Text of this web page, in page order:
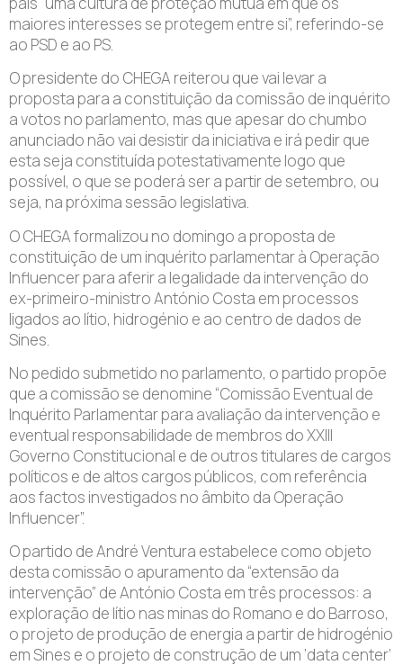
maiores interesses se protegem entre si”, referindo-se
ao PSD e ao PS.
O presidente do CHEGA reiterou que vai levar a
proposta para a constituição da comissão de inquérito
a votos no parlamento, mas que apesar do chumbo
anunciado não vai desistir da iniciativa e irá pedir que
esta seja constituída potestativamente logo que
possível, o que se poderá ser a partir de setembro, ou
seja, na próxima sessão legislativa.
O CHEGA formalizou no domingo a proposta de
constituição de um inquérito parlamentar à Operação
Influencer para aferir a legalidade da intervenção do
ex-primeiro-ministro António Costa em processos
ligados ao lítio, hidrogénio e ao centro de dados de
Sines.
No pedido submetido no parlamento, o partido propõe
que a comissão se denomine “Comissão Eventual de
Inquérito Parlamentar para avaliação da intervenção e
eventual responsabilidade de membros do XXIII
Governo Constitucional e de outros titulares de cargos
políticos e de altos cargos públicos, com referência
aos factos investigados no âmbito da Operação
Influencer”.
O partido de André Ventura estabelece como objeto
desta comissão o apuramento da “extensão da
intervenção” de António Costa em três processos: a
exploração de lítio nas minas do Romano e do Barroso,
o projeto de produção de energia a partir de hidrogénio
em Sines e o projeto de construção de um ‘data center’